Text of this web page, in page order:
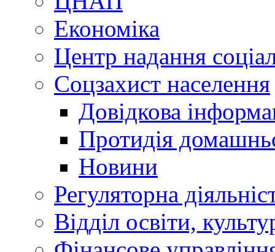
Економіка
Центр надання
Соцзахист населення
Довідкова
Протидія
Новини
Регуляторна
Відділ освіти,